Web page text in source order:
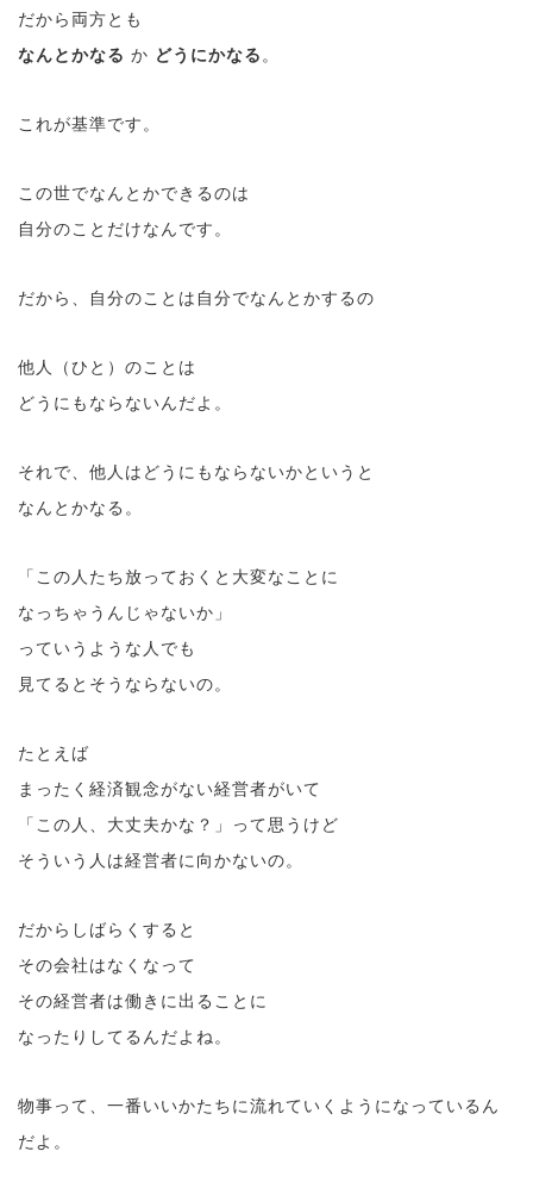
だから両方とも
なんとかなる か どうにかなる 。
これが基準です。
この世でなんとかできるのは
自分のことだけなんです。
だから、自分のことは自分でなんとかするの
他人（ひと）のことは
どうにもならないんだよ。
それで、他人はどうにもならないかというと
なんとかなる。
「この人たち放っておくと大変なことに
なっちゃうんじゃないか」
っていうような人でも
見てるとそうならないの。
たとえば
まったく経済観念がない経営者がいて
「この人、大丈夫かな？」って思うけど
そういう人は経営者に向かないの。
だからしばらくすると
その会社はなくなって
その経営者は働きに出ることに
なったりしてるんだよね。
物事って、一番いいかたちに流れていくようになっているん
だよ。